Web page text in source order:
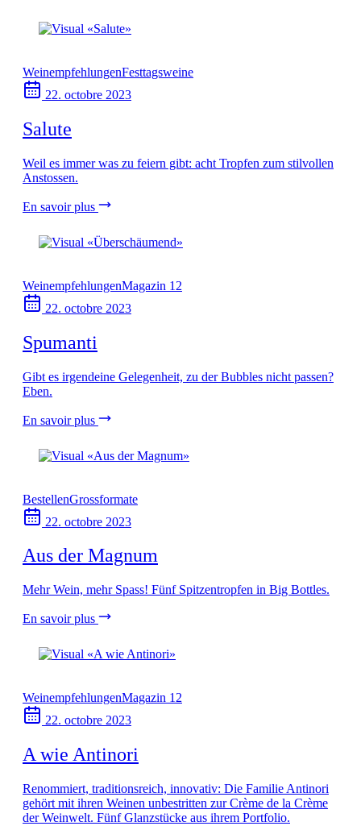
WeinempfehlungenFesttagsweine
22. octobre 2023
Salute
Weil es immer was zu feiern gibt: acht Tropfen zum stilvollen
Anstossen.
En savoir plus
WeinempfehlungenMagazin 12
22. octobre 2023
Spumanti
Gibt es irgendeine Gelegenheit, zu der Bubbles nicht passen?
Eben.
En savoir plus
BestellenGrossformate
22. octobre 2023
Aus der Magnum
Mehr Wein, mehr Spass! Fünf Spitzentropfen in Big Bottles.
En savoir plus
WeinempfehlungenMagazin 12
22. octobre 2023
A wie Antinori
Renommiert, traditionsreich, innovativ: Die Familie Antinori
gehört mit ihren Weinen unbestritten zur Crème de la Crème
der Weinwelt. Fünf Glanzstücke aus ihrem Portfolio.